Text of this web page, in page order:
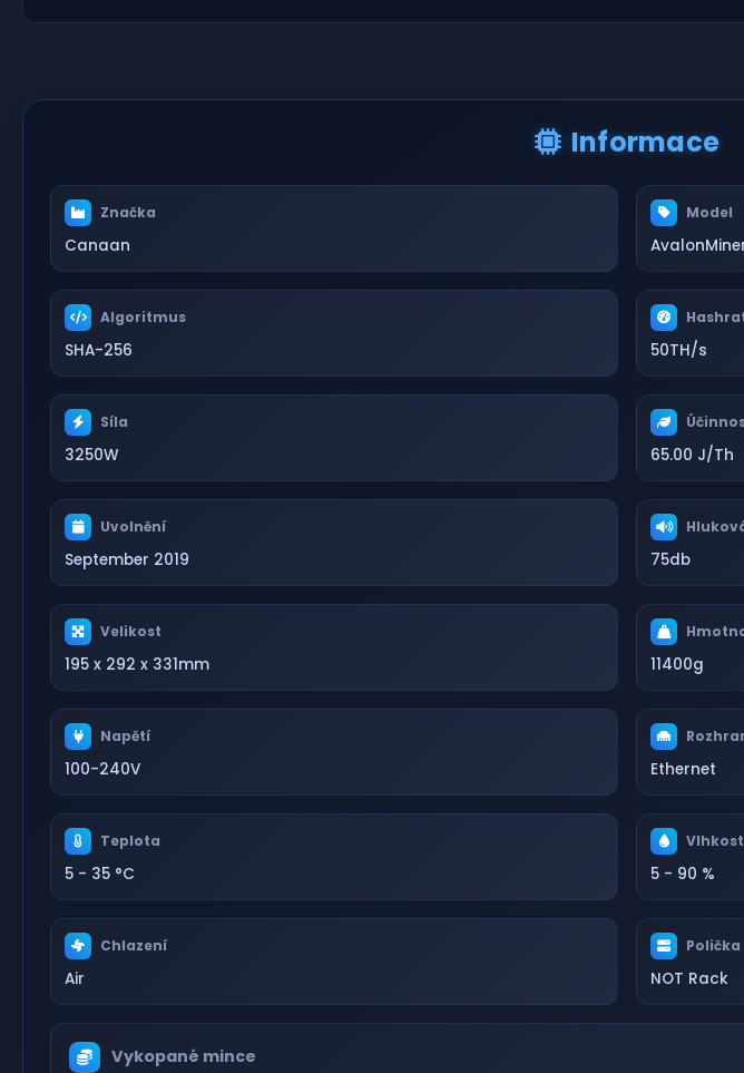
Informace
Značka
Canaan
Model
Algoritmus
SHA-256 50TH/s
Síla
3250W 65.00 J/Th
Uvolnění
September 2019 75db
Velikost
195 x 292 x 331mm 11400g
Napětí
100-240V Ethernet
Teplota
5 - 35 °C
Vlhkost
5 - 90 %
Chlazení
Air
Polička
NOT Rack
Vykopané mince